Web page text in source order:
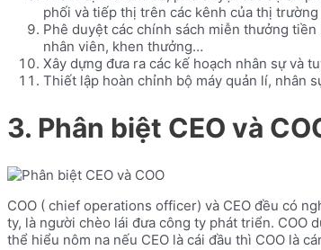
phối và tiếp thị trên các kênh của thị trường
Phê duyệt các chính sách miễn thưởng
nhân viên, khen thưởng…
Xây dựng đưa ra các kế hoạch nhân sự và
Thiết lập hoàn chỉnh bộ máy quản lí, nhân
3. Phân biệt CEO và
COO ( chief operations officer) và CEO đều có
ty, là người chèo lái đưa công ty phát triển. COO
thể hiểu nôm na nếu CEO là cái đầu thì COO là